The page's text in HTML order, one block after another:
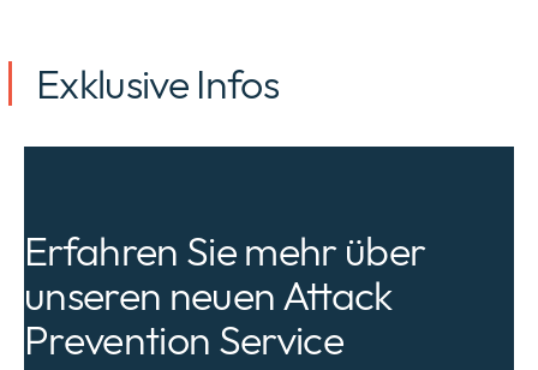
Exklusive Infos
Erfahren Sie mehr über
unseren neuen Attack
Prevention Service